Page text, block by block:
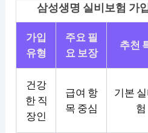
삼성생명 실비보험 가
가입
유형
주요 필
요 보장
추천
건강
한 직
장인
급여 항
목 중심
기본
험